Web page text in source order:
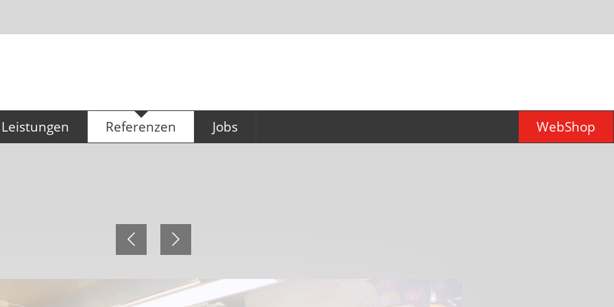
Leistungen Referenzen Jobs WebShop